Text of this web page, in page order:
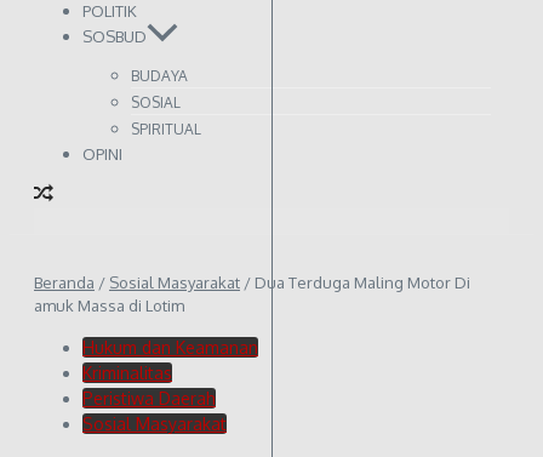
POLITIK
SOSBUD
BUDAYA
SOSIAL
SPIRITUAL
OPINI
Beranda / Sosial Masyarakat / Dua Terduga Maling Motor Di
amuk Massa di Lotim
Hukum dan Keamanan
Kriminalitas
Peristiwa Daerah
Sosial Masyarakat